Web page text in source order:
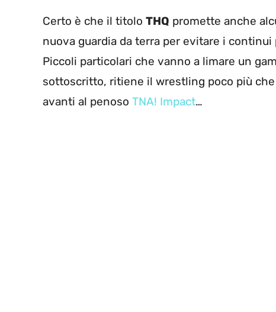
Certo è che il titolo THQ promette anche
nuova guardia da terra per evitare i
Piccoli particolari che vanno a limare un
sottoscritto, ritiene il wrestling poco più
avanti al penoso TNA! Impact…